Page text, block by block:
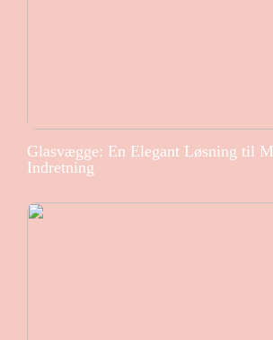
Glasvægge: En Elegant Løsning til
Indretning